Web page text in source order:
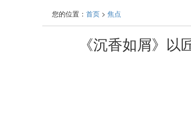
您的位置： 首页 > 焦点
《沉香如屑》